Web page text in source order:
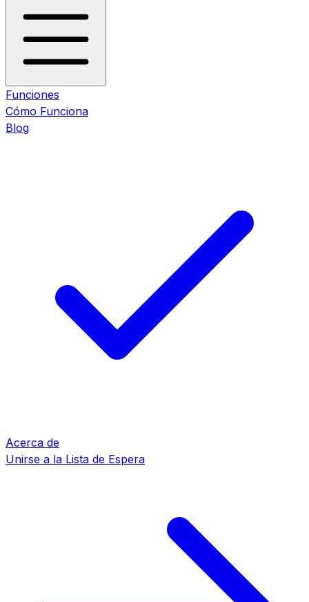
Funciones
Cómo Funciona
Blog
Acerca de
Unirse a la Lista de Espera